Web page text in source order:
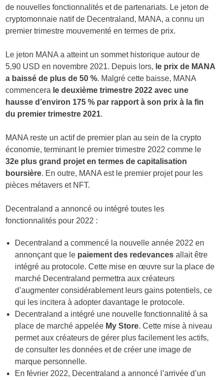
de nouvelles fonctionnalités et de partenariats. Le jeton de
cryptomonnaie natif de Decentraland, MANA, a connu un
premier trimestre mouvementé en termes de prix.
Le jeton MANA a atteint un sommet historique autour de
5,90 USD en novembre 2021. Depuis lors, le prix de MANA
a baissé de plus de 50 %. Malgré cette baisse, MANA
commencera le deuxième trimestre 2022 avec une
hausse d’environ 175 % par rapport à son prix à la fin
du premier trimestre 2021.
MANA reste un actif de premier plan au sein de la crypto
économie, terminant le premier trimestre 2022 comme le
32e plus grand projet en termes de capitalisation
boursière. En outre, MANA est le premier projet pour les
pièces métavers et NFT.
Decentraland a annoncé ou intégré toutes les
fonctionnalités pour 2022 :
Decentraland a commencé la nouvelle année 2022 en
annonçant que le paiement des redevances allait être
intégré au protocole. Cette mise en œuvre sur la place de
marché Decentraland permettra aux créateurs
d’augmenter considérablement leurs gains potentiels, ce
qui les incitera à adopter davantage le protocole.
Decentraland a intégré une nouvelle fonctionnalité à sa
place de marché appelée My Store. Cette mise à niveau
permet aux créateurs de gérer plus facilement les actifs,
de consulter les données et de créer une image de
marque personnelle.
En février 2022, Decentraland a annoncé l’arrivée d’un